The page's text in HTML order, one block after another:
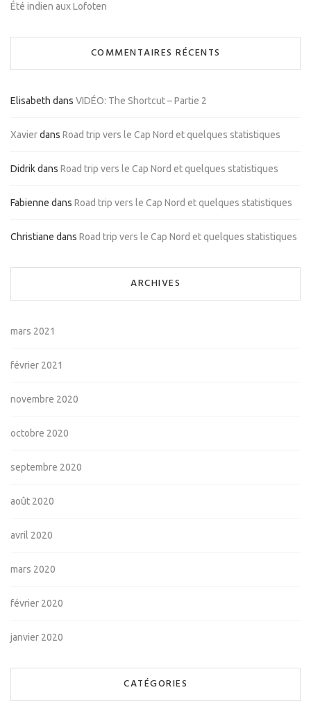
Été indien aux Lofoten
COMMENTAIRES RÉCENTS
Elisabeth dans VIDÉO: The Shortcut – Partie 2
Xavierdans Road trip vers le Cap Nord et quelques statistiques
Didrikdans Road trip vers le Cap Nord et quelques statistiques
Fabienne dans Road trip vers le Cap Nord et quelques statistiques
Christiane dans Road trip vers le Cap Nord et quelques statistiques
ARCHIVES
mars 2021
février 2021
novembre 2020
octobre 2020
septembre 2020
août 2020
avril 2020
mars 2020
février 2020
janvier 2020
CATÉGORIES